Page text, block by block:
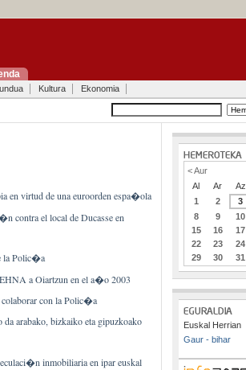
Kultura Ekonomia
en virtud de una euroorden espa�ola
contra el local de Ducasse en
la Polic�a
a Oiartzun en el a�o 2003
colaborar con la Polic�a
arabako, bizkaiko eta gipuzkoako
inmobiliaria en ipar euskal
< Aur
Al
Ar Az
1
2 3
8
9 10
15
16 17
22
23 24
29
30 31
Euskal Herrian
Gaur - bihar